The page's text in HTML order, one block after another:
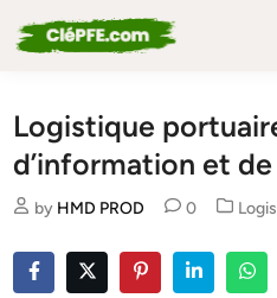
to
Logistique
d’information et
by HMD PROD 0
Posted